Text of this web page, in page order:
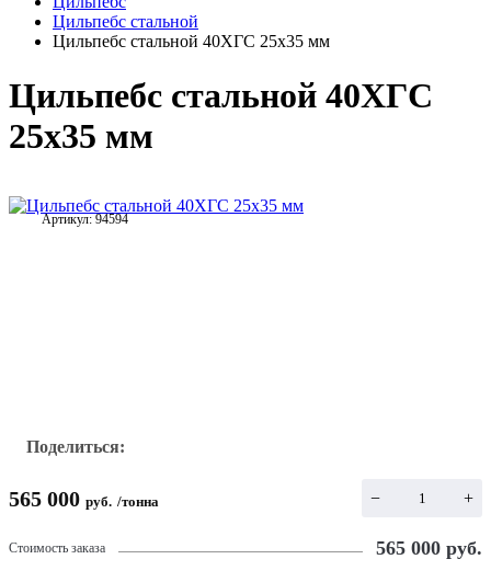
Цильпебс стальной
Цильпебс стальной 40ХГС 25х35 мм
Цильпебс стальной 40ХГС
25х35 мм
Артикул: 94594
Поделиться:
565 000 руб. /тонна − +
Стоимость заказа 565 000 руб.